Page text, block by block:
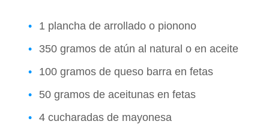
1 plancha de arrollado o pionono
350 gramos de atún al natural o en aceite
100 gramos de queso barra en fetas
50 gramos de aceitunas en fetas
4 cucharadas de mayonesa